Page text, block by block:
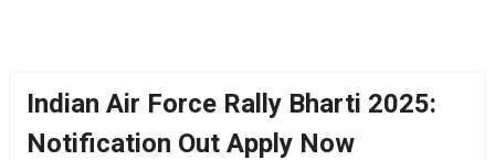
Indian Air Force Rally Bharti 2025:
Notification Out Apply Now